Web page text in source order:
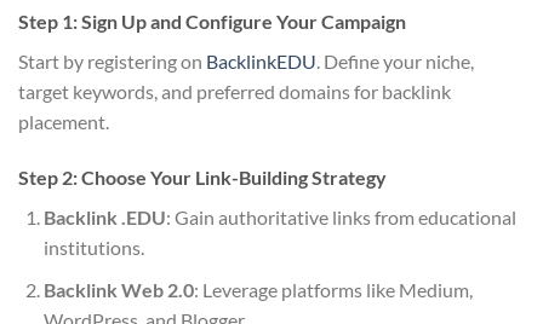
Step 1: Sign Up and Configure Your Campaign
Start by registering on BacklinkEDU. Define your niche,
target keywords, and preferred domains for backlink
placement.
Step 2: Choose Your Link-Building Strategy
Backlink .EDU: Gain authoritative links from educational
institutions.
Backlink Web 2.0: Leverage platforms like Medium,
WordPress, and Blogger.